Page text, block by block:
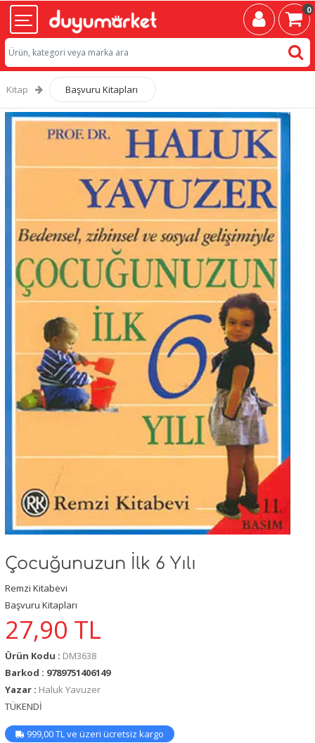
0
Kitap Başvuru Kitapları
Çocuğunuzun İlk 6 Yılı
Remzi Kitabevi
Başvuru Kitapları
27,90 TL
Ürün Kodu : DM3638
Barkod : 9789751406149
Yazar : Haluk Yavuzer
TÜKENDİ
999,00 TL ve üzeri ücretsiz kargo